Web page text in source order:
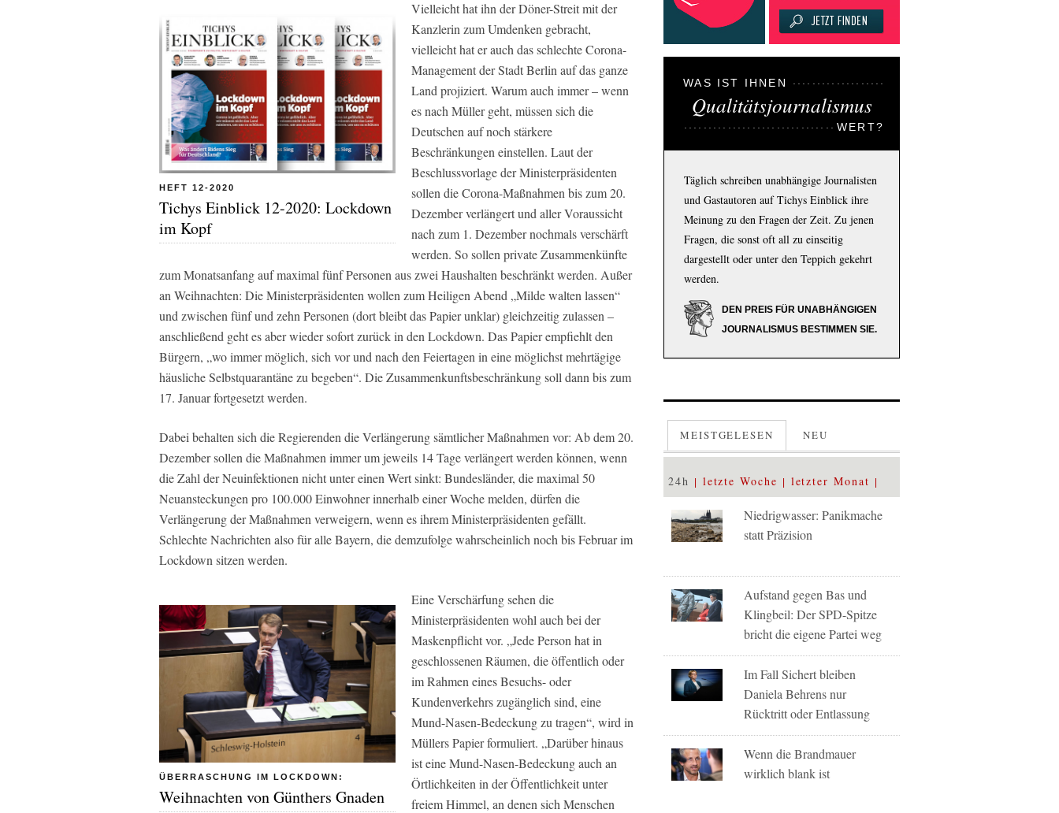
HEFT 12-2020
Tichys Einblick 12-2020: Lockdown
im Kopf
Vielleicht hat ihn der Döner-Streit mit der
Kanzlerin zum Umdenken gebracht,
vielleicht hat er auch das schlechte Corona-
Management der Stadt Berlin auf das ganze
Land projiziert. Warum auch immer – wenn
es nach Müller geht, müssen sich die
Deutschen auf noch stärkere
Beschränkungen einstellen. Laut der
Beschlussvorlage der Ministerpräsidenten
sollen die Corona-Maßnahmen bis zum 20.
Dezember verlängert und aller Voraussicht
nach zum 1. Dezember nochmals verschärft
werden. So sollen private Zusammenkünfte
zum Monatsanfang auf maximal fünf Personen aus zwei Haushalten beschränkt werden. Außer
an Weihnachten: Die Ministerpräsidenten wollen zum Heiligen Abend „Milde walten lassen“
und zwischen fünf und zehn Personen (dort bleibt das Papier unklar) gleichzeitig zulassen –
anschließend geht es aber wieder sofort zurück in den Lockdown. Das Papier empfiehlt den
Bürgern, „wo immer möglich, sich vor und nach den Feiertagen in eine möglichst mehrtägige
häusliche Selbstquarantäne zu begeben“. Die Zusammenkunftsbeschränkung soll dann bis zum
17. Januar fortgesetzt werden.
Dabei behalten sich die Regierenden die Verlängerung sämtlicher Maßnahmen vor: Ab dem 20.
Dezember sollen die Maßnahmen immer um jeweils 14 Tage verlängert werden können, wenn
die Zahl der Neuinfektionen nicht unter einen Wert sinkt: Bundesländer, die maximal 50
Neuansteckungen pro 100.000 Einwohner innerhalb einer Woche melden, dürfen die
Verlängerung der Maßnahmen verweigern, wenn es ihrem Ministerpräsidenten gefällt.
Schlechte Nachrichten also für alle Bayern, die demzufolge wahrscheinlich noch bis Februar im
Lockdown sitzen werden.
ÜBERRASCHUNG IM LOCKDOWN:
Weihnachten von Günthers Gnaden
Eine Verschärfung sehen die
Ministerpräsidenten wohl auch bei der
Maskenpflicht vor. „Jede Person hat in
geschlossenen Räumen, die öffentlich oder
im Rahmen eines Besuchs- oder
Kundenverkehrs zugänglich sind, eine
Mund-Nasen-Bedeckung zu tragen“, wird in
Müllers Papier formuliert. „Darüber hinaus
ist eine Mund-Nasen-Bedeckung auch an
Örtlichkeiten in der Öffentlichkeit unter
freiem Himmel, an denen sich Menschen
WAS IST IHNEN
Qualitätsjournalismus
WERT?
Täglich schreiben unabhängige Journalisten
und Gastautoren auf Tichys Einblick ihre
Meinung zu den Fragen der Zeit. Zu jenen
Fragen, die sonst oft all zu einseitig
dargestellt oder unter den Teppich gekehrt
werden.
DEN PREIS FÜR UNABHÄNGIGEN
JOURNALISMUS BESTIMMEN SIE.
MEISTGELESEN NEU
24h letzte Woche letzter Monat
Niedrigwasser: Panikmache
statt Präzision
Aufstand gegen Bas und
Klingbeil: Der SPD-Spitze
bricht die eigene Partei weg
Im Fall Sichert bleiben
Daniela Behrens nur
Rücktritt oder Entlassung
Wenn die Brandmauer
wirklich blank ist